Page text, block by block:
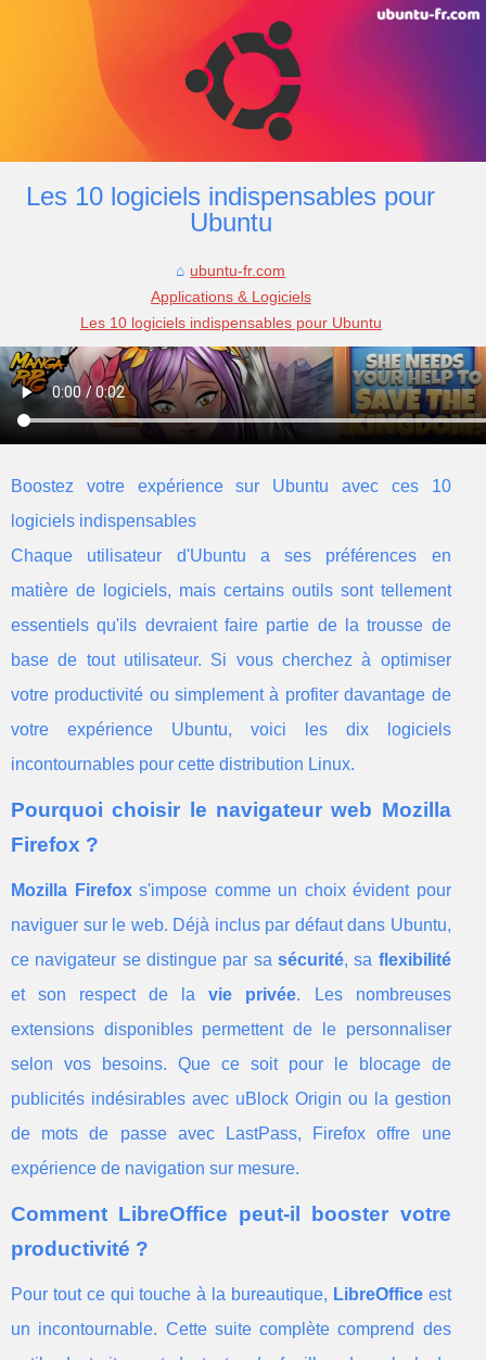
Les 10 logiciels indispensables pour
Ubuntu
ubuntu-fr.com
Applications & Logiciels
Les 10 logiciels indispensables pour Ubuntu
Boostez votre expérience sur Ubuntu avec ces 10
logiciels indispensables
Chaque utilisateur d'Ubuntu a ses préférences en
matière de logiciels, mais certains outils sont tellement
essentiels qu'ils devraient faire partie de la trousse de
base de tout utilisateur. Si vous cherchez à optimiser
votre productivité ou simplement à profiter davantage de
votre expérience Ubuntu, voici les dix logiciels
incontournables pour cette distribution Linux.
Pourquoi choisir le navigateur web Mozilla
Firefox ?
Mozilla Firefoxs'impose comme un choix évident pour
naviguer sur le web. Déjà inclus par défaut dans Ubuntu,
ce navigateur se distingue par sa sécurité, sa flexibilité
et son respect de lavie privée. Les nombreuses
extensions disponibles permettent de le personnaliser
selon vos besoins. Que ce soit pour le blocage de
publicités indésirables avec uBlock Origin ou la gestion
de mots de passe avec LastPass, Firefox offre une
expérience de navigation sur mesure.
Comment LibreOffice peut-il booster votre
productivité ?
Pour tout ce qui touche à la bureautique, LibreOfficeest
un incontournable. Cette suite complète comprend des